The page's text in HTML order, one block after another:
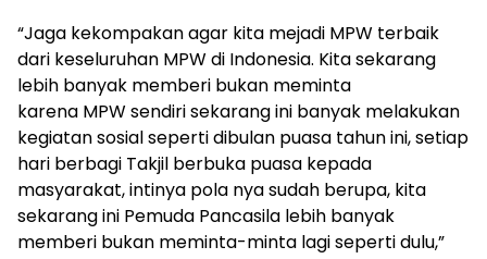
“Jaga kekompakan agar kita mejadi MPW terbaik
dari keseluruhan MPW di Indonesia. Kita sekarang
lebih banyak memberi bukan meminta
karena MPW sendiri sekarang ini banyak melakukan
kegiatan sosial seperti dibulan puasa tahun ini, setiap
hari berbagi Takjil berbuka puasa kepada
masyarakat, intinya pola nya sudah berupa, kita
sekarang ini Pemuda Pancasila lebih banyak
memberi bukan meminta-minta lagi seperti dulu,”